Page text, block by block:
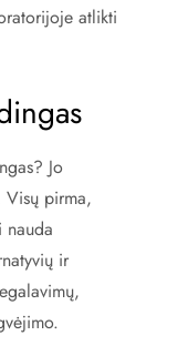
atlikti
Jo
Visų pirma,
nauda
ir